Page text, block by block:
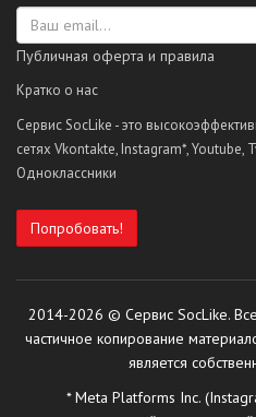
Публичная оферта и правила
Кратко о нас
Сервис SocLike - это
сетях Vkontakte, Instagram*, Youtube,
Одноклассники
Попробовать!
2014-2026 © Сервис SocLike.
частичное копирование
является
* Meta Platforms Inc.